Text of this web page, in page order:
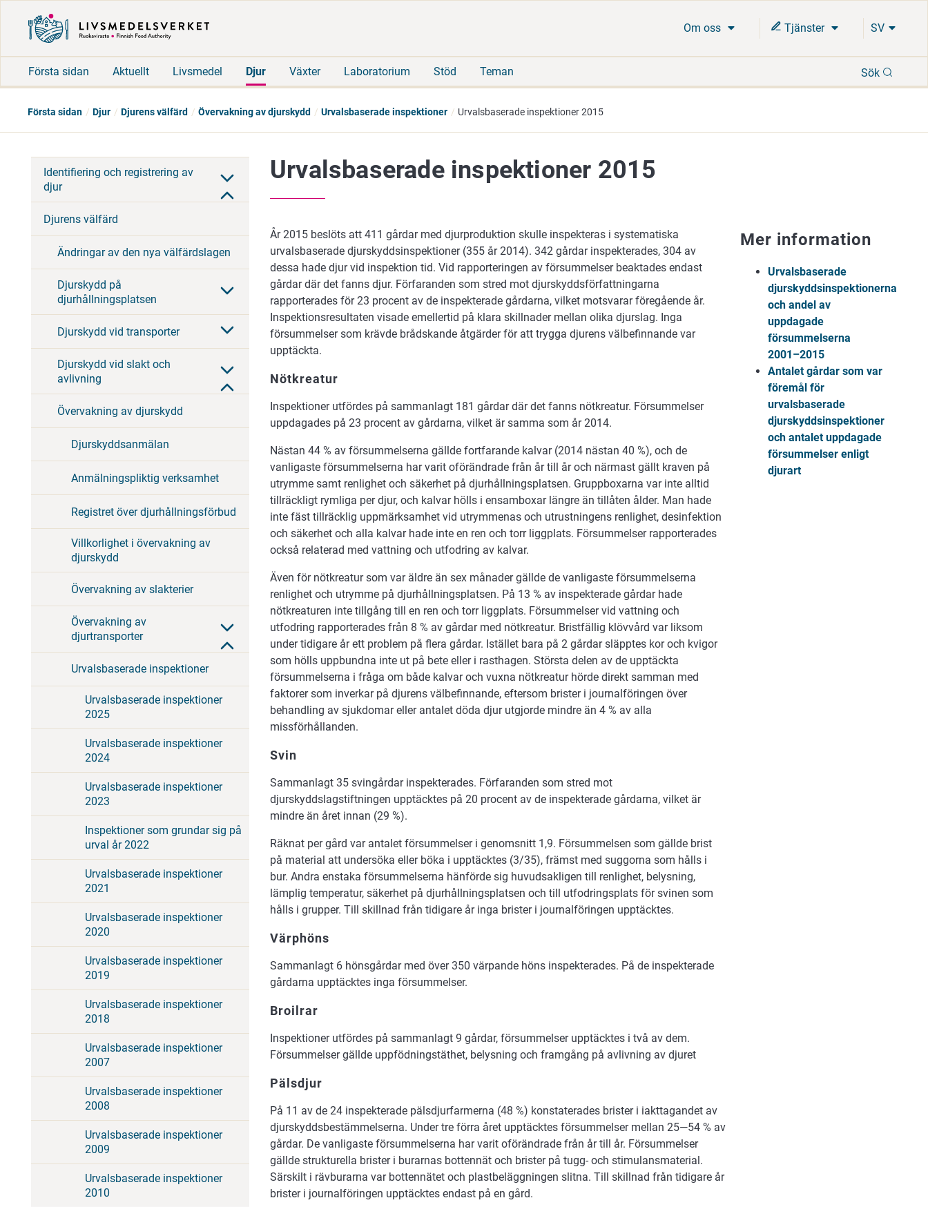
Om oss Tjänster SV
Första sidan Aktuellt Livsmedel Djur Växter Laboratorium Stöd Teman Sök
Första sidan Djur Djurens välfärd Övervakning av djurskydd Urvalsbaserade inspektioner Urvalsbaserade inspektioner 2015
Identifiering och registrering av
djur
Djurens välfärd
Ändringar av den nya välfärdslagen
Djurskydd på
djurhållningsplatsen
Djurskydd vid transporter
Djurskydd vid slakt och
avlivning
Övervakning av djurskydd
Djurskyddsanmälan
Anmälningspliktig verksamhet
Registret över djurhållningsförbud
Villkorlighet i övervakning av
djurskydd
Övervakning av slakterier
Övervakning av
djurtransporter
Urvalsbaserade inspektioner
Urvalsbaserade inspektioner
2025
Urvalsbaserade inspektioner
2024
Urvalsbaserade inspektioner
2023
Inspektioner som grundar sig på
urval år 2022
Urvalsbaserade inspektioner
2021
Urvalsbaserade inspektioner
2020
Urvalsbaserade inspektioner
2019
Urvalsbaserade inspektioner
2018
Urvalsbaserade inspektioner
2007
Urvalsbaserade inspektioner
2008
Urvalsbaserade inspektioner
2009
Urvalsbaserade inspektioner
2010
Urvalsbaserade inspektioner 2015
År 2015 beslöts att 411 gårdar med djurproduktion skulle inspekteras i systematiska
urvalsbaserade djurskyddsinspektioner (355 år 2014). 342 gårdar inspekterades, 304 av
dessa hade djur vid inspektion tid. Vid rapporteringen av försummelser beaktades endast
gårdar där det fanns djur. Förfaranden som stred mot djurskyddsförfattningarna
rapporterades för 23 procent av de inspekterade gårdarna, vilket motsvarar föregående år.
Inspektionsresultaten visade emellertid på klara skillnader mellan olika djurslag. Inga
försummelser som krävde brådskande åtgärder för att trygga djurens välbefinnande var
upptäckta.
Nötkreatur
Inspektioner utfördes på sammanlagt 181 gårdar där det fanns nötkreatur. Försummelser
uppdagades på 23 procent av gårdarna, vilket är samma som år 2014.
Nästan 44 % av försummelserna gällde fortfarande kalvar (2014 nästan 40 %), och de
vanligaste försummelserna har varit oförändrade från år till år och närmast gällt kraven på
utrymme samt renlighet och säkerhet på djurhållningsplatsen. Gruppboxarna var inte alltid
tillräckligt rymliga per djur, och kalvar hölls i ensamboxar längre än tillåten ålder. Man hade
inte fäst tillräcklig uppmärksamhet vid utrymmenas och utrustningens renlighet, desinfektion
och säkerhet och alla kalvar hade inte en ren och torr liggplats. Försummelser rapporterades
också relaterad med vattning och utfodring av kalvar.
Även för nötkreatur som var äldre än sex månader gällde de vanligaste försummelserna
renlighet och utrymme på djurhållningsplatsen. På 13 % av inspekterade gårdar hade
nötkreaturen inte tillgång till en ren och torr liggplats. Försummelser vid vattning och
utfodring rapporterades från 8 % av gårdar med nötkreatur. Bristfällig klövvård var liksom
under tidigare år ett problem på flera gårdar. Istället bara på 2 gårdar släpptes kor och kvigor
som hölls uppbundna inte ut på bete eller i rasthagen. Största delen av de upptäckta
försummelserna i fråga om både kalvar och vuxna nötkreatur hörde direkt samman med
faktorer som inverkar på djurens välbefinnande, eftersom brister i journalföringen över
behandling av sjukdomar eller antalet döda djur utgjorde mindre än 4 % av alla
missförhållanden.
Svin
Sammanlagt 35 svingårdar inspekterades. Förfaranden som stred mot
djurskyddslagstiftningen upptäcktes på 20 procent av de inspekterade gårdarna, vilket är
mindre än året innan (29 %).
Räknat per gård var antalet försummelser i genomsnitt 1,9. Försummelsen som gällde brist
på material att undersöka eller böka i upptäcktes (3/35), främst med suggorna som hålls i
bur. Andra enstaka försummelserna hänförde sig huvudsakligen till renlighet, belysning,
lämplig temperatur, säkerhet på djurhållningsplatsen och till utfodringsplats för svinen som
hålls i grupper. Till skillnad från tidigare år inga brister i journalföringen upptäcktes.
Värphöns
Sammanlagt 6 hönsgårdar med över 350 värpande höns inspekterades. På de inspekterade
gårdarna upptäcktes inga försummelser.
Broilrar
Inspektioner utfördes på sammanlagt 9 gårdar, försummelser upptäcktes i två av dem.
Försummelser gällde uppfödningstäthet, belysning och framgång på avlivning av djuret
Pälsdjur
På 11 av de 24 inspekterade pälsdjurfarmerna (48 %) konstaterades brister i iakttagandet av
djurskyddsbestämmelserna. Under tre förra året upptäcktes försummelser mellan 25—54 % av
gårdar. De vanligaste försummelserna har varit oförändrade från år till år. Försummelser
gällde strukturella brister i burarnas bottennät och brister på tugg- och stimulansmaterial.
Särskilt i rävburarna var bottennätet och plastbeläggningen slitna. Till skillnad från tidigare år
brister i journalföringen upptäcktes endast på en gård.
Mer information
Urvalsbaserade
djurskyddsinspektionerna
och andel av
uppdagade
försummelserna
2001–2015
Antalet gårdar som var
föremål för
urvalsbaserade
djurskyddsinspektioner
och antalet uppdagade
försummelser enligt
djurart